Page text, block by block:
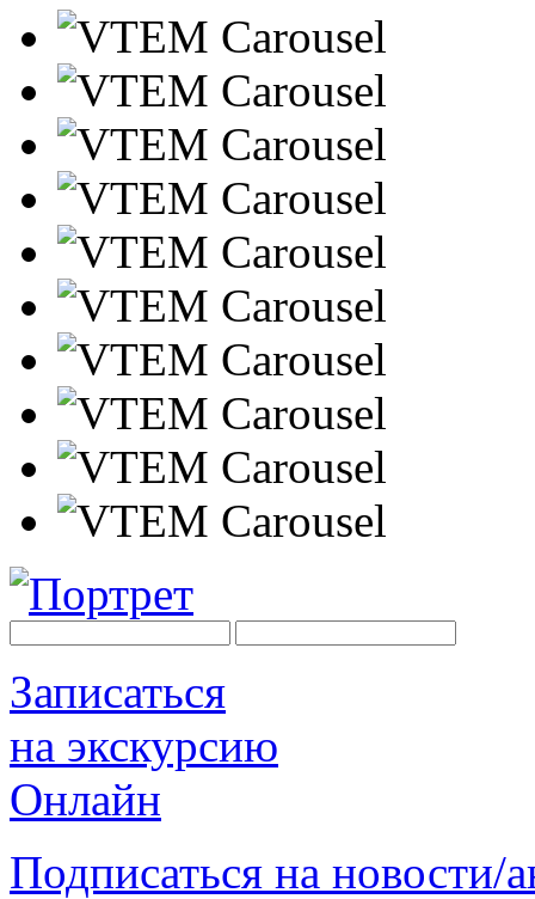
Записаться
на экскурсию
Онлайн
Подписаться на новости/